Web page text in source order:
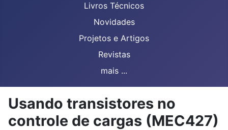
Livros Técnicos
Novidades
Projetos e Artigos
Revistas
mais ...
Usando transistores no
controle de cargas (MEC427)